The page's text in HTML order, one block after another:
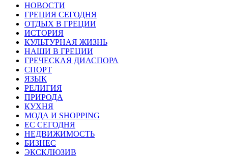
НОВОСТИ
ГРЕЦИЯ СЕГОДНЯ
ОТДЫХ В ГРЕЦИИ
ИСТОРИЯ
КУЛЬТУРНАЯ ЖИЗНЬ
НАШИ В ГРЕЦИИ
ГРЕЧЕСКАЯ ДИАСПОРА
СПОРТ
ЯЗЫК
РЕЛИГИЯ
ПРИРОДА
КУХНЯ
МОДА И SHOPPING
ЕС СЕГОДНЯ
НЕДВИЖИМОСТЬ
БИЗНЕС
ЭКСКЛЮЗИВ